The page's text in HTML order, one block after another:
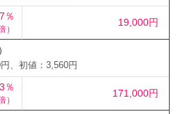
％
）
19,000円
、初値：3,560円
％
）
171,000円